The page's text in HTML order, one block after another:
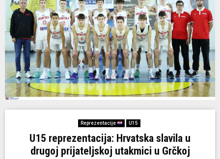
Reprezentacije U15
U15 reprezentacija: Hrvatska slavila u
drugoj prijateljskoj utakmici u Grčkoj